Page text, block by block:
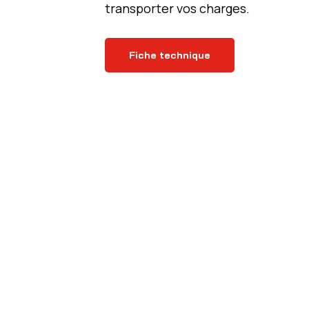
transporter vos charges.
Fiche technique